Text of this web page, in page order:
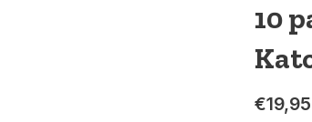
10
€19,95